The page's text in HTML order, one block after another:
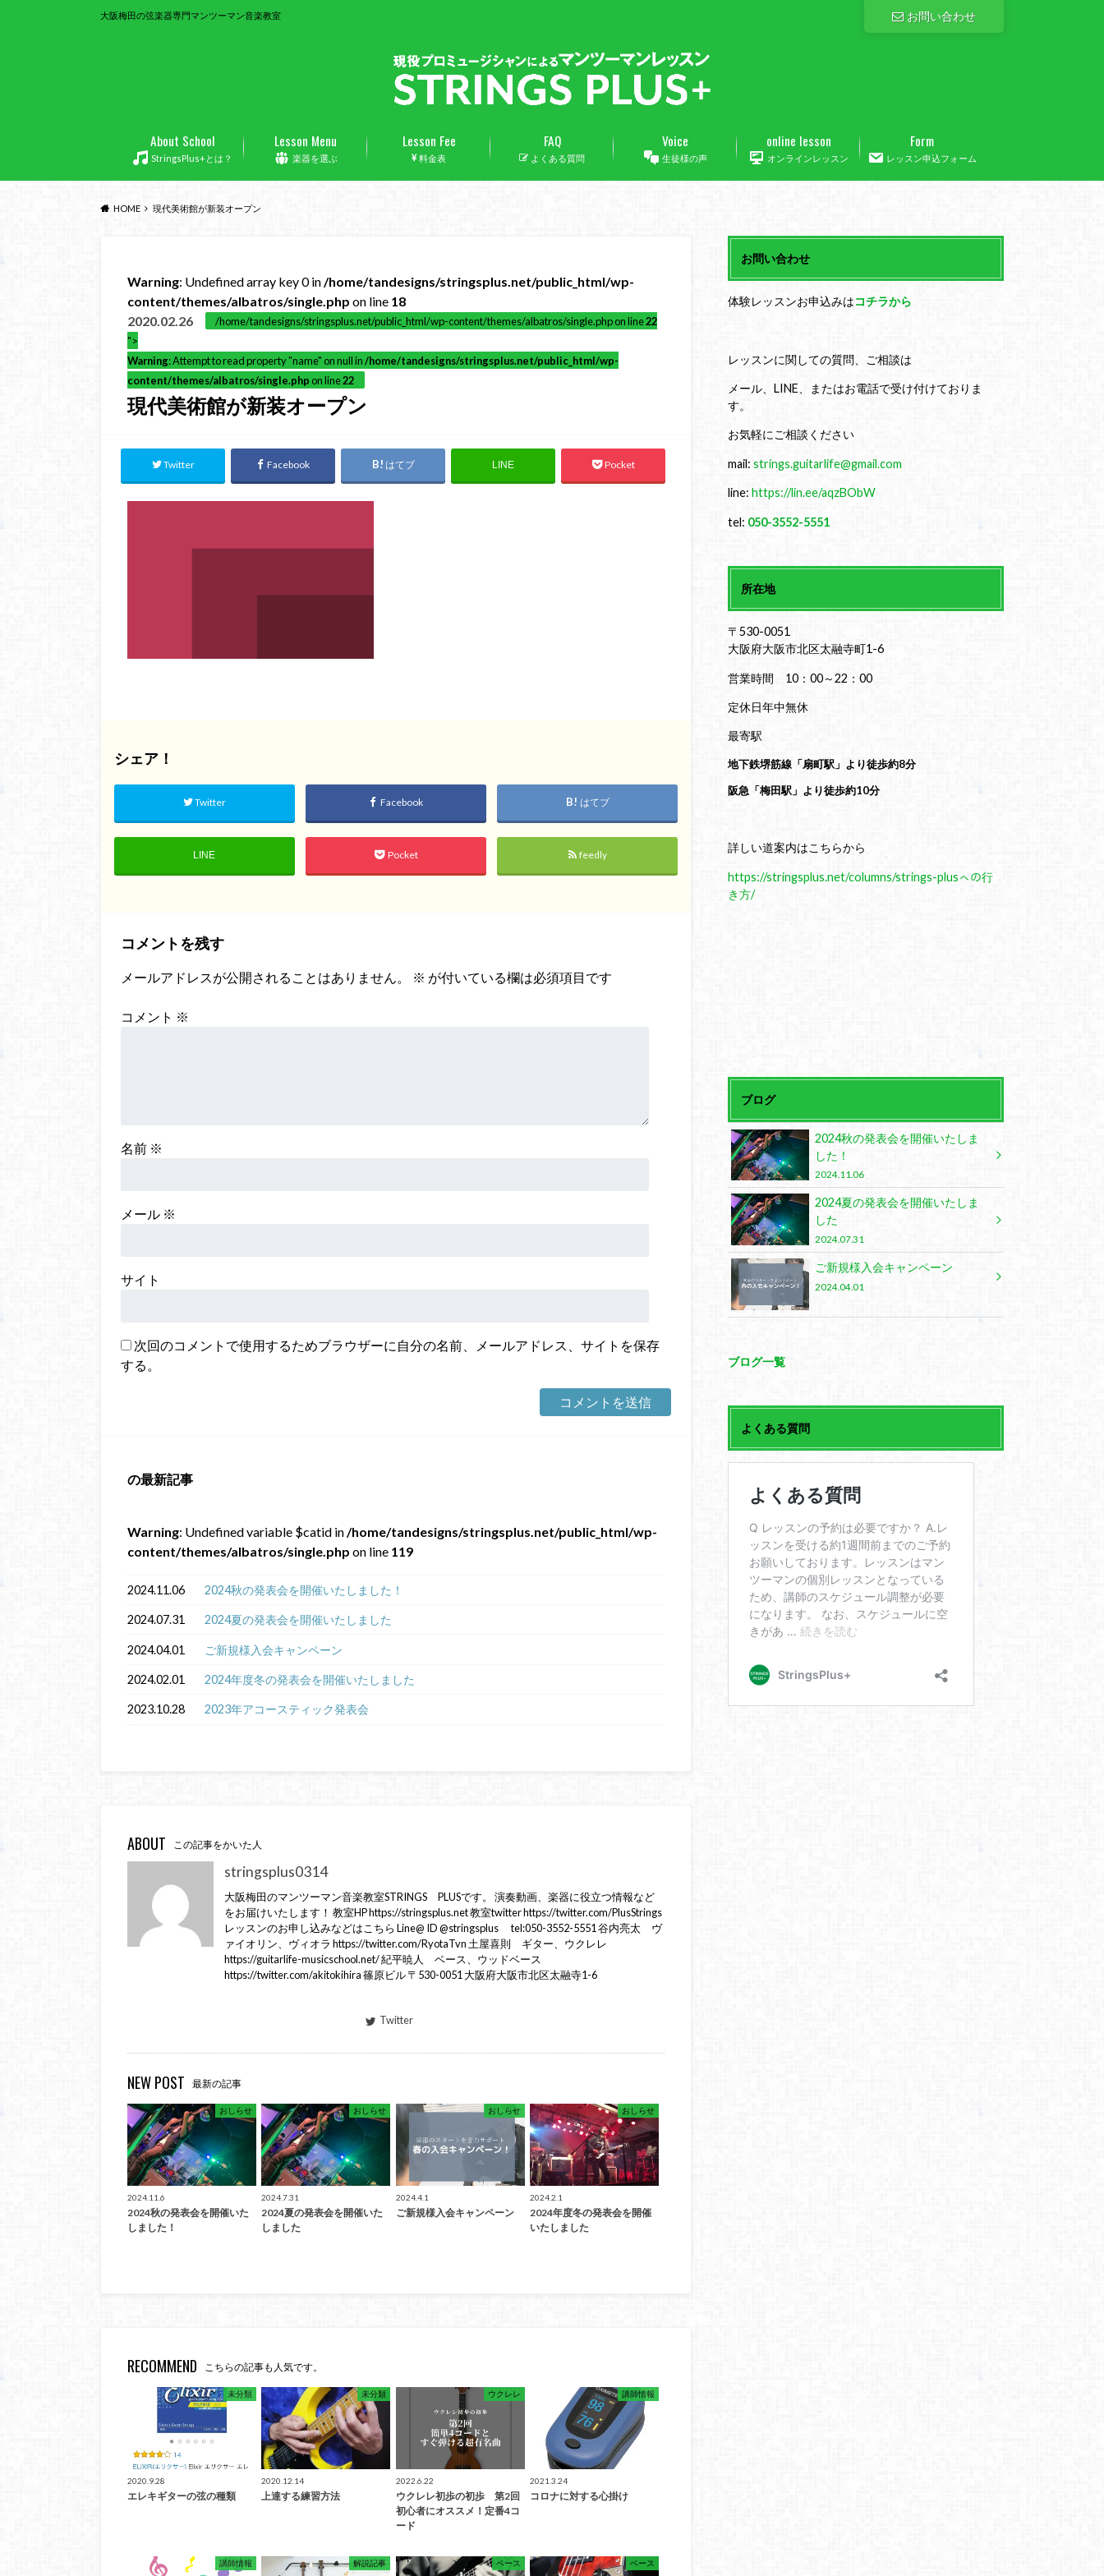
大阪梅田の弦楽器専門マンツーマン音楽教室 お問い合わせ
About School
StringsPlus+とは？
Lesson Menu
楽器を選ぶ
Lesson Fee
料金表
FAQ
よくある質問
Voice
生徒様の声
online lesson
オンラインレッスン
Form
レッスン申込フォーム
HOME 現代美術館が新装オープン
Warning: Undefined array key 0 in /home/tandesigns/stringsplus.net/public_html/wp-
content/themes/albatros/single.php on line 18
2020.02.26
/home/tandesigns/stringsplus.net/public_html/wp-content/themes/albatros/single.php on line22
">
Warning: Attempt to read property "name" on null in/home/tandesigns/stringsplus.net/public_html/wp-
content/themes/albatros/single.phpon line22
現代美術館が新装オープン
Twitter Facebook はてブ LINE Pocket
シェア！
Twitter Facebook はてブ
LINE Pocket feedly
コメントを残す
メールアドレスが公開されることはありません。 ※ が付いている欄は必須項目です
コメント ※
名前 ※
メール ※
サイト
次回のコメントで使用するためブラウザーに自分の名前、メールアドレス、サイトを保存
する。
の最新記事
Warning: Undefined variable $catid in /home/tandesigns/stringsplus.net/public_html/wp-
content/themes/albatros/single.php on line 119
2024.11.06 2024秋の発表会を開催いたしました！
2024.07.31 2024夏の発表会を開催いたしました
2024.04.01 ご新規様入会キャンペーン
2024.02.01 2024年度冬の発表会を開催いたしました
2023.10.28 2023年アコースティック発表会
ABOUT この記事をかいた人
stringsplus0314
大阪梅田のマンツーマン音楽教室STRINGS PLUSです。 演奏動画、楽器に役立つ情報など
をお届けいたします！ 教室HP https://stringsplus.net 教室twitter https://twitter.com/PlusStrings
レッスンのお申し込みなどはこちら Line@ ID @stringsplus tel:050-3552-5551 谷内亮太 ヴ
ァイオリン、ヴィオラ https://twitter.com/RyotaTvn 土屋喜則 ギター、ウクレレ
https://guitarlife-musicschool.net/ 紀平暁人 ベース、ウッドベース
https://twitter.com/akitokihira 篠原ビル 〒530-0051 大阪府大阪市北区太融寺1-6
Twitter
NEW POST 最新の記事
おしらせ
2024.11.6
2024秋の発表会を開催いた
しました！
おしらせ
2024.7.31
2024夏の発表会を開催いた
しました
おしらせ
2024.4.1
ご新規様入会キャンペーン
おしらせ
2024.2.1
2024年度冬の発表会を開催
いたしました
RECOMMEND こちらの記事も人気です。
未分類
2020.9.28
エレキギターの弦の種類
未分類
2020.12.14
上達する練習方法
ウクレレ
2022.6.22
ウクレレ初歩の初歩 第2回
初心者にオススメ！定番4コ
ード
講師情報
2021.3.24
コロナに対する心掛け
講師情報 解説記事 ベース ベース
お問い合わせ
体験レッスンお申込みはコチラから
レッスンに関しての質問、ご相談は
メール、LINE、またはお電話で受け付けておりま
す。
お気軽にご相談ください
mail: strings.guitarlife@gmail.com
line: https://lin.ee/aqzBObW
tel: 050-3552-5551
所在地
〒530-0051
大阪府大阪市北区太融寺町1-6
営業時間 10：00～22：00
定休日年中無休
最寄駅
地下鉄堺筋線「扇町駅」より徒歩約8分
阪急「梅田駅」より徒歩約10分
詳しい道案内はこちらから
https://stringsplus.net/columns/strings-plusㇸの行
き方/
ブログ
2024秋の発表会を開催いたしま
した！
2024.11.06
2024夏の発表会を開催いたしま
した
2024.07.31
ご新規様入会キャンペーン
2024.04.01
ブログ一覧
よくある質問